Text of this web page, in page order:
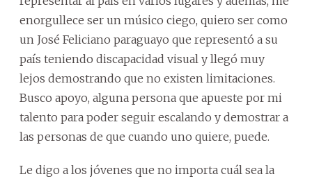
enorgullece ser un músico ciego, quiero ser como
un José Feliciano paraguayo que representó a su
país teniendo discapacidad visual y llegó muy
lejos demostrando que no existen limitaciones.
Busco apoyo, alguna persona que apueste por mi
talento para poder seguir escalando y demostrar a
las personas de que cuando uno quiere, puede.
Le digo a los jóvenes que no importa cuál sea la